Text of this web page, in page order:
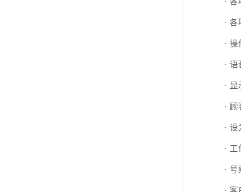
·
·
·
·
·
·
·
·